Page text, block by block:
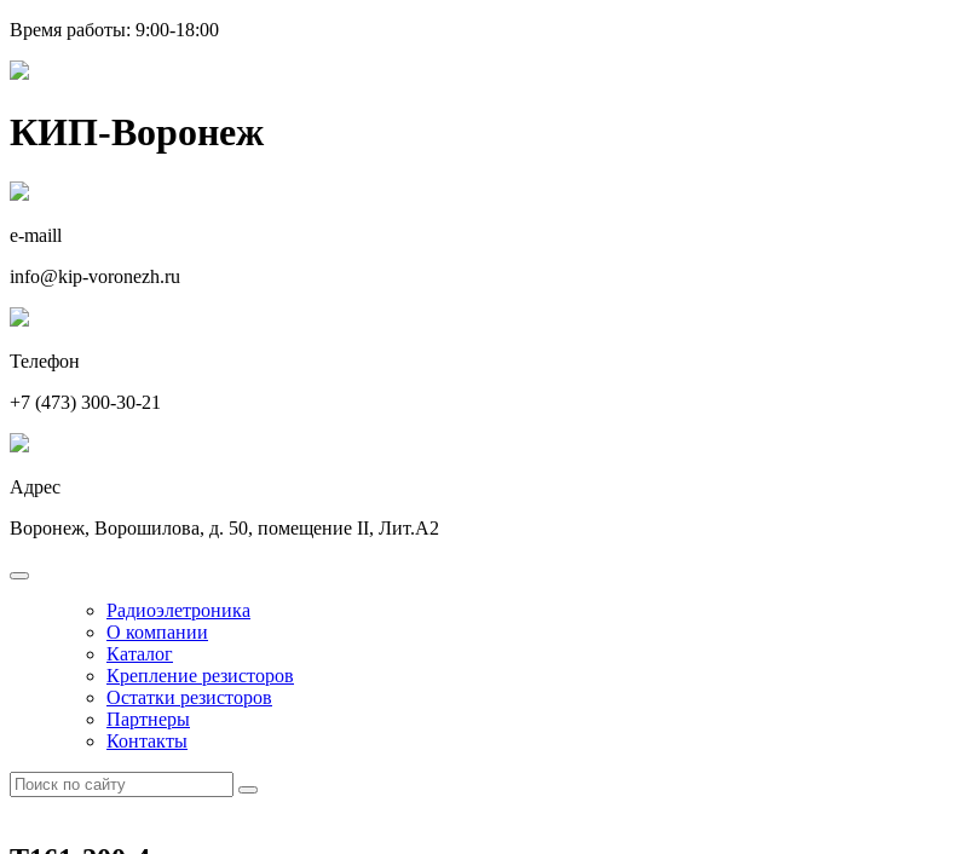
Время работы: 9:00-18:00
КИП-Воронеж
e-maill
info@kip-voronezh.ru
Телефон
+7 (473) 300-30-21
Адрес
Воронеж, Ворошилова, д. 50, помещение II, Лит.А2
Радиоэлетроника
О компании
Каталог
Крепление резисторов
Остатки резисторов
Партнеры
Контакты